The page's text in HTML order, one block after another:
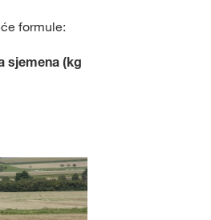
formule:
sjemena (kg